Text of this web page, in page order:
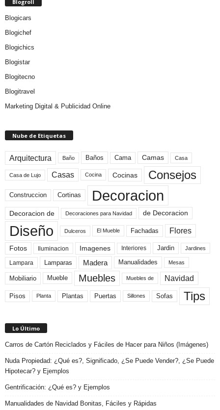
Blogroll
Blogicars
Blogichef
Blogichics
Blogistar
Blogitecno
Blogitravel
Marketing Digital & Publicidad Online
Nube de Etiquetas
Arquitectura Baño Baños Cama Camas Casa
Casa de Lujo Casas Cocina Cocinas Consejos
Construccion Cortinas Decoracion
Decoracion de Decoraciones para Navidad de Decoracion
Diseño Dulceros El Mueble Fachadas Flores
Fotos Iluminacion Imagenes Interiores Jardin Jardines
Lampara Lamparas Madera Manualidades Mesas
Mobiliario Mueble Muebles Muebles de Navidad
Pisos Planta Plantas Puertas Sillones Sofas Tips
Lo Último
Carros de Cartón Reciclados y Fáciles de Hacer para Niños (Imágenes)
Nuda Propiedad: ¿Qué es?, Significado, ¿Se Puede Vender?, ¿Se Puede
Hipotecar? y Ejemplos
Gentrificación: ¿Qué es? y Ejemplos
Manualidades de Navidad Bonitas, Fáciles y Rápidas